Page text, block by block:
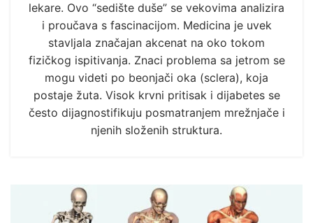
lekare. Ovo “sedište duše” se vekovima analizira
i proučava s fascinacijom. Medicina je uvek
stavljala značajan akcenat na oko tokom
fizičkog ispitivanja. Znaci problema sa jetrom se
mogu videti po beonjači oka (sclera), koja
postaje žuta. Visok krvni pritisak i dijabetes se
često dijagnostifikuju posmatranjem mrežnjače i
njenih složenih struktura.